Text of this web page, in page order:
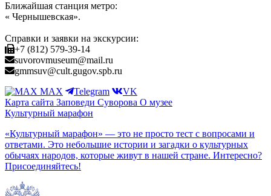
Ближайшая станция метро:
« Чернышевская».
Справки и заявки на экскурсии:
+7 (812) 579-39-14
suvorovmuseum@mail.ru
gmmsuv@cult.gugov.spb.ru
MAX
Telegram
VK
Карта сайта Заповеди Cуворова О музее
Культурный марафон
«Культурный марафон» — это не просто тест с вопросами и
ответами. Это небольшие истории и загадки о культурных
обычаях народов, которые живут в нашей стране. Интересно?
Присоединяйтесь!